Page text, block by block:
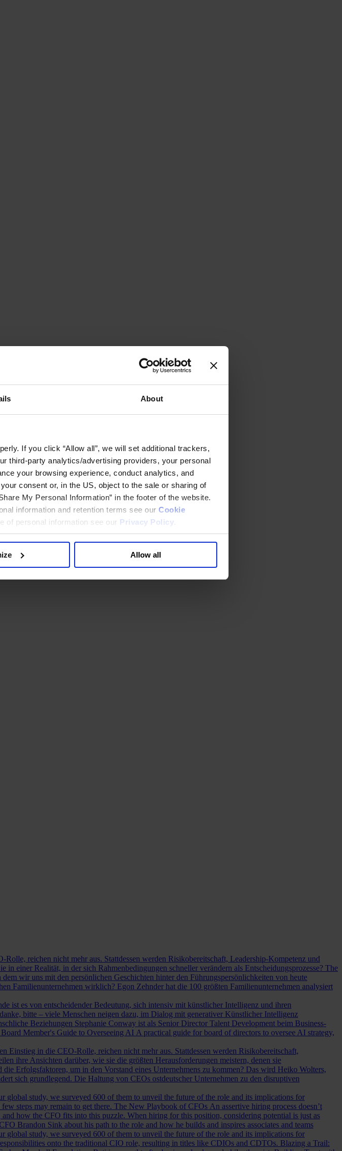
About
If you click “Allow all”, we will set additional trackers,
third-party analytics/advertising providers, your personal
your browsing experience, conduct analytics, and
consent or, in the US, object to the sale or sharing of
My Personal Information” in the footer of the website.
information and retention terms see our Cookie
of personal information see our Privacy Policy
Allow all
reichen nicht mehr aus. Stattdessen werden Risikobereitschaft, Leadership-Kompetenz und
in einer Realität, in der sich Rahmenbedingungen schneller verändern als Entscheidungsprozesse? The
wir uns mit den persönlichen Geschichten hinter den Führungspersönlichkeiten von heute
Familienunternehmen wirklich? Egon Zehnder hat die 100 größten Familienunternehmen analysiert
ist es von entscheidender Bedeutung, sich intensiv mit künstlicher Intelligenz und ihren
bitte – viele Menschen neigen dazu, im Dialog mit generativer Künstlicher Intelligenz
Beziehungen Stephanie Conway ist als Senior Director Talent Development beim Business-
Member's Guide to Overseeing AI A practical guide for board of directors to oversee AI strategy,
Einstieg in die CEO-Rolle, reichen nicht mehr aus. Stattdessen werden Risikobereitschaft,
ihre Ansichten darüber, wie sie die größten Herausforderungen meistern, denen sie
die Erfolgsfaktoren, um in den Vorstand eines Unternehmens zu kommen? Das wird Heiko Wolters,
sich grundlegend. Die Haltung von CEOs ostdeutscher Unternehmen zu den disruptiven
global study, we surveyed 600 of them to unveil the future of the role and its implications for
steps may remain to get there. The New Playbook of CFOs An assertive hiring process doesn’t
how the CFO fits into this puzzle. When hiring for this position, considering potential is just as
Brandon Sink about his path to the role and how he builds and inspires associates and teams
global study, we surveyed 600 of them to unveil the future of the role and its implications for
onto the traditional CIO role, resulting in titles like CDIOs and CDTOs. Blazing a Trail: